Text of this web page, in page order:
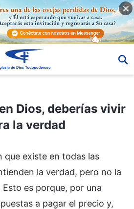
vivir para la verdad
Dios, deberías vivir
la verdad
que existe en todas las
la verdad, pero no la
es porque, por una
a pagar el precio y,